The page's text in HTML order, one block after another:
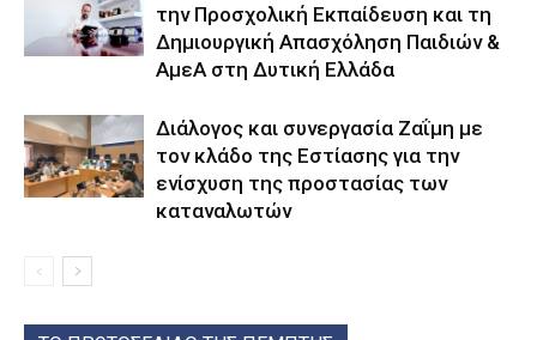
την Προσχολική Εκπαίδευση και τη
Δημιουργική Απασχόληση Παιδιών &
ΑμεΑ στη Δυτική Ελλάδα
Διάλογος και συνεργασία Ζαΐμη με
τον κλάδο της Εστίασης για την
ενίσχυση της προστασίας των
καταναλωτών